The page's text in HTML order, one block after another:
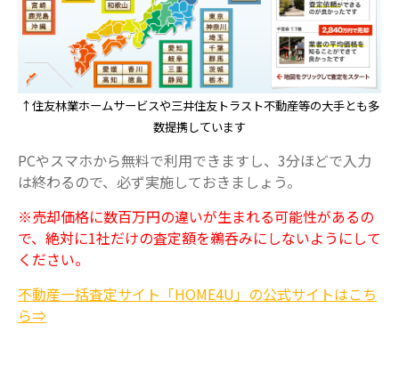
↑住友林業ホームサービスや三井住友トラスト不動産等の大手とも多
数提携しています
PCやスマホから無料で利用できますし、3分ほどで入力
は終わるので、必ず実施しておきましょう。
※売却価格に数百万円の違いが生まれる可能性があるの
で、絶対に1社だけの査定額を鵜呑みにしないようにして
ください。
不動産一括査定サイト「HOME4U」の公式サイトはこち
ら⇒